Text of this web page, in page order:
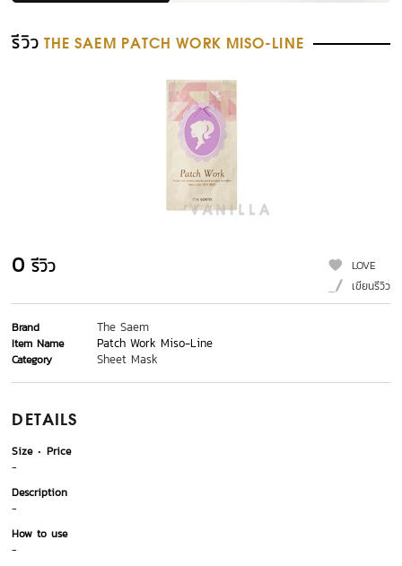
รีวิว THE SAEM PATCH WORK MISO-LINE
0 รีวิว
LOVE
เขียนรีวิว
Brand The Saem
Item Name Patch Work Miso-Line
Category Sheet Mask
DETAILS
Size
Price
-
Description
-
How to use
-